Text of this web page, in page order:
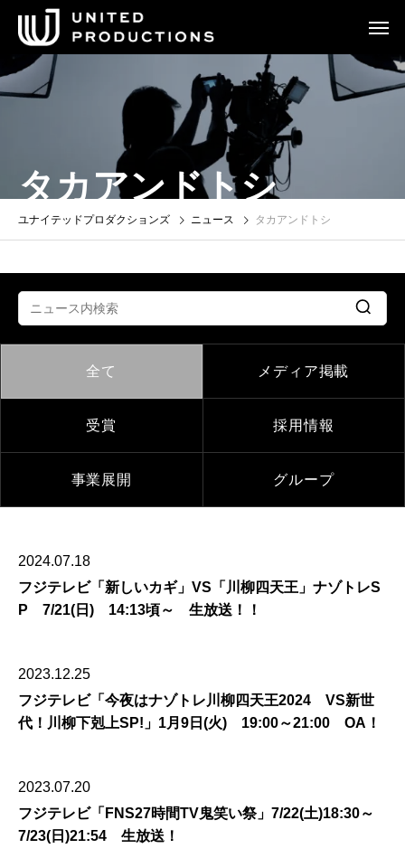
タカアンドトシ
ユナイテッドプロダクションズ ニュース タカアンドトシ
全て メディア掲載
受賞 採用情報
事業展開 グループ
2024.07.18
フジテレビ「新しいカギ」VS「川柳四天王」ナゾトレS
P 7/21(日) 14:13頃～ 生放送！！
2023.12.25
フジテレビ「今夜はナゾトレ川柳四天王2024 VS新世
代！川柳下剋上SP!」1月9日(火) 19:00～21:00 OA！
2023.07.20
フジテレビ「FNS27時間TV鬼笑い祭」7/22(土)18:30～
7/23(日)21:54 生放送！